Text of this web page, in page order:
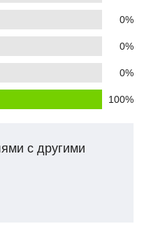
0%
0%
0%
100%
с другими